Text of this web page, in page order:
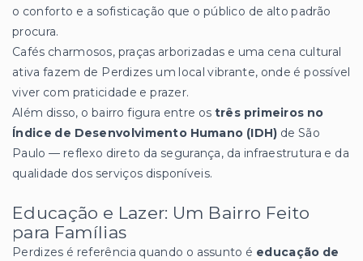
o conforto e a sofisticação que o público de alto padrão
procura.
Cafés charmosos, praças arborizadas e uma cena cultural
ativa fazem de Perdizes um local vibrante, onde é possível
viver com praticidade e prazer.
Além disso, o bairro figura entre os três primeiros no
Índice de Desenvolvimento Humano (IDH) de São
Paulo — reflexo direto da segurança, da infraestrutura e da
qualidade dos serviços disponíveis.
Educação e Lazer: Um Bairro Feito
para Famílias
Perdizes é referência quando o assunto é educação de